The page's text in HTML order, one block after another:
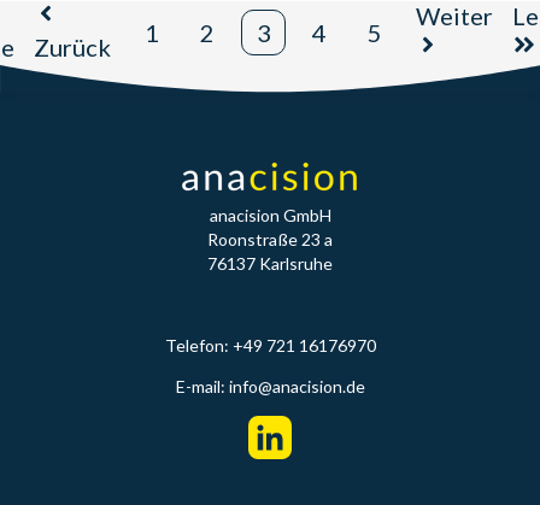
Zurück 1 2 3 4 5
Weiter
anacision GmbH
Roonstraße 23 a
76137 Karlsruhe
Telefon: +49 721 16176970
E-mail: info@anacision.de